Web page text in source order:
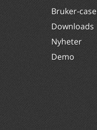
Bruker-case
Downloads
Nyheter
Demo